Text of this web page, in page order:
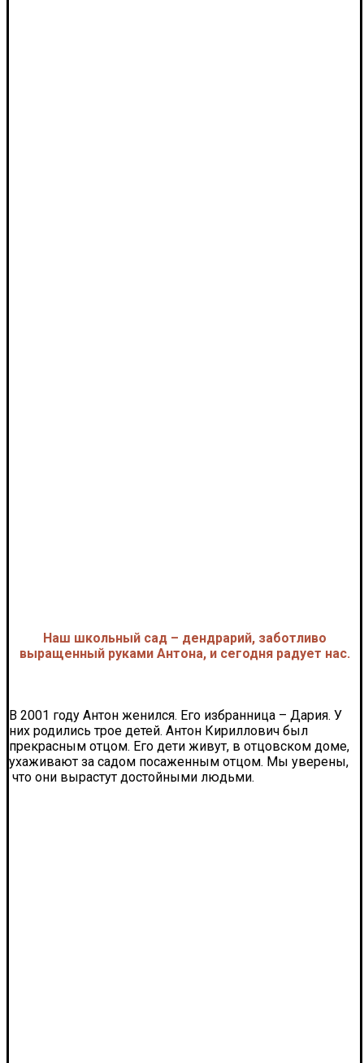
Наш школьный сад – дендрарий, заботливо
выращенный руками Антона, и сегодня радует нас.
В 2001 году Антон женился. Его избранница – Дария. У
них родились трое детей. Антон Кириллович был
прекрасным отцом. Его дети живут, в отцовском доме,
ухаживают за садом посаженным отцом. Мы уверены,
что они вырастут достойными людьми.